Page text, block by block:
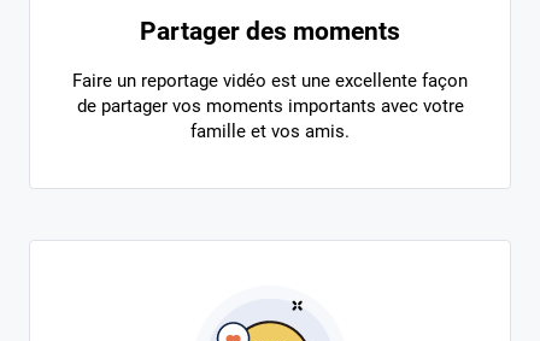
Partager des moments
Faire un reportage vidéo est une excellente façon
de partager vos moments importants avec votre
famille et vos amis.